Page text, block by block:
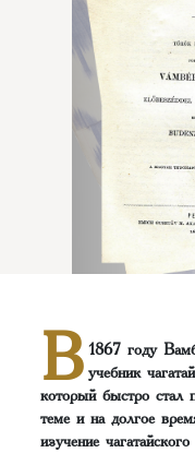
В 1867 году
учебник
который быстро стал
теме и на долгое
изучение